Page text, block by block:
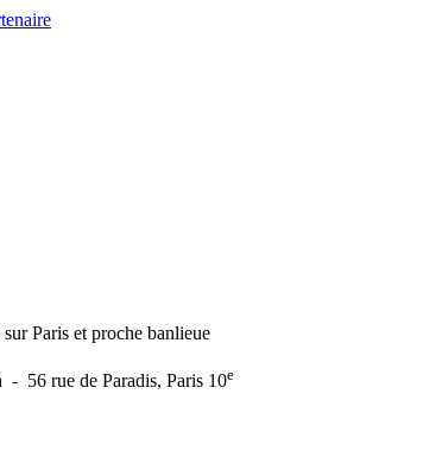
Paris et proche banlieue
- 56 rue de Paradis, Paris 10e